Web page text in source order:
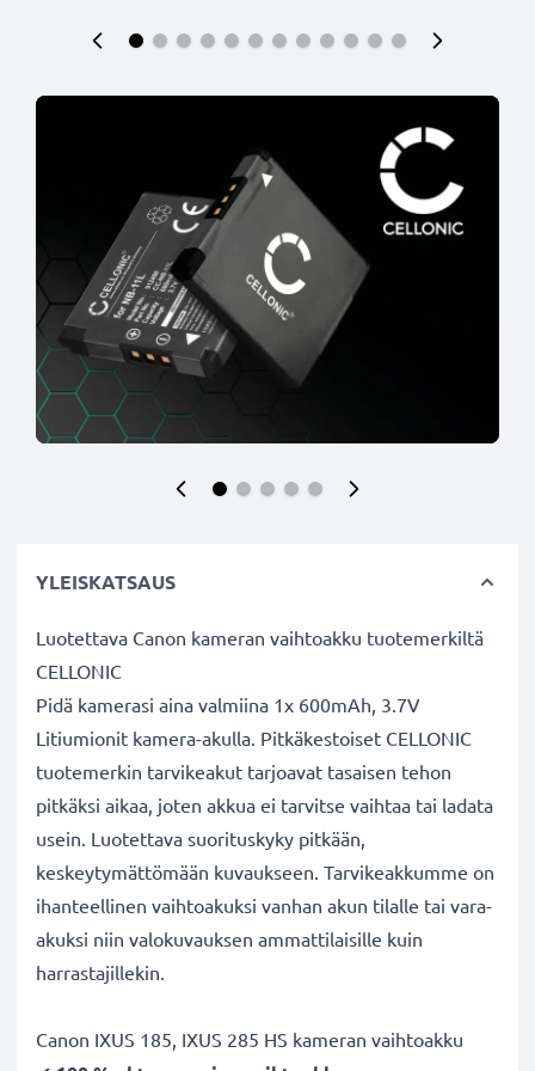
YLEISKATSAUS
Luotettava Canon kameran vaihtoakku tuotemerkiltä
CELLONIC
Pidä kamerasi aina valmiina 1x 600mAh, 3.7V
Litiumionit kamera-akulla. Pitkäkestoiset CELLONIC
tuotemerkin tarvikeakut tarjoavat tasaisen tehon
pitkäksi aikaa, joten akkua ei tarvitse vaihtaa tai ladata
usein. Luotettava suorituskyky pitkään,
keskeytymättömään kuvaukseen. Tarvikeakkumme on
ihanteellinen vaihtoakuksi vanhan akun tilalle tai vara-
akuksi niin valokuvauksen ammattilaisille kuin
harrastajillekin.
Canon IXUS 185, IXUS 285 HS kameran vaihtoakku